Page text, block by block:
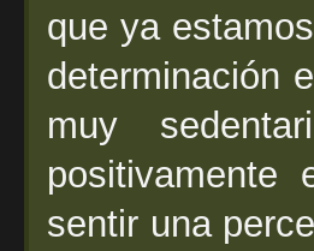
que ya
determinación
muy
positivamente
sentir una